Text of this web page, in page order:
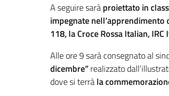
A seguire saràproiettato in
impegnate
118, la Croce Rossa Italian,
Alle ore 9 sarà consegnato al
dicembre”realizzato
dove si terràla